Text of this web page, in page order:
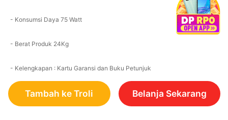
- Konsumsi Daya 75 Watt
- Berat Produk 24Kg
- Kelengkapan : Kartu Garansi dan Buku Petunjuk
Tambah ke Troli Belanja Sekarang